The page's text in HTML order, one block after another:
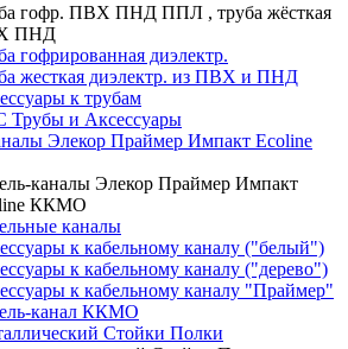
гофр. ПВХ ПНД ППЛ , труба жёсткая
ПНД
гофрированная диэлектр.
жесткая диэлектр. из ПВХ и ПНД
к трубам
Трубы и Аксессуары
Элекор Праймер Импакт Ecoline
каналы Элекор Праймер Импакт
ККМО
каналы
к кабельному каналу ("белый")
к кабельному каналу ("дерево")
к кабельному каналу "Праймер"
канал ККМО
Стойки Полки